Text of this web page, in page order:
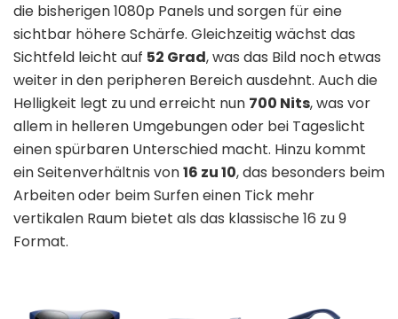
die bisherigen 1080p Panels und sorgen für eine
sichtbar höhere Schärfe. Gleichzeitig wächst das
Sichtfeld leicht auf 52 Grad, was das Bild noch etwas
weiter in den peripheren Bereich ausdehnt. Auch die
Helligkeit legt zu und erreicht nun 700 Nits, was vor
allem in helleren Umgebungen oder bei Tageslicht
einen spürbaren Unterschied macht. Hinzu kommt
ein Seitenverhältnis von16 zu 10, das besonders beim
Arbeiten oder beim Surfen einen Tick mehr
vertikalen Raum bietet als das klassische 16 zu 9
Format.